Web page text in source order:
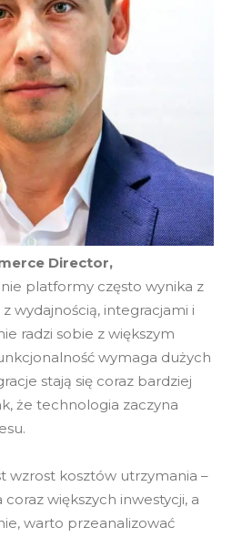
Director,
platformy często wynika z
wydajnością, integracjami i
radzi sobie z większym
wymaga dużych
stają się coraz bardziej
że technologia zaczyna
wzrost kosztów utrzymania –
większych inwestycji, a
warto przeanalizować